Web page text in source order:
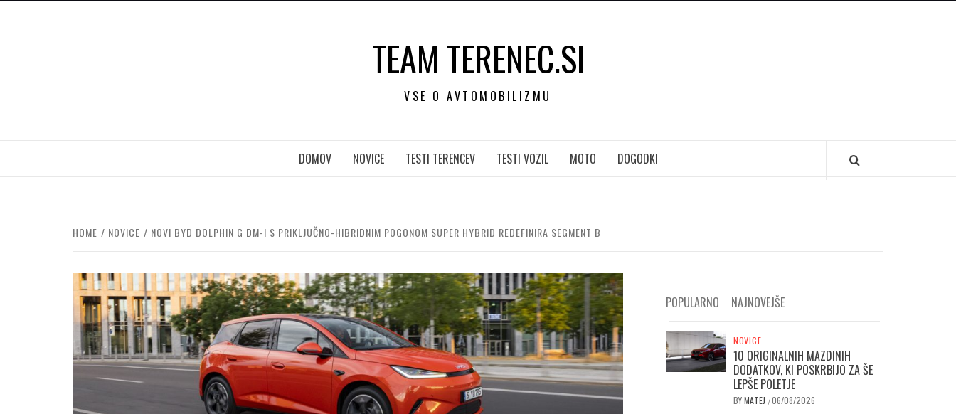
TEAM TERENEC.SI
VSE O AVTOMOBILIZMU
DOMOV NOVICE TESTI TERENCEV TESTI VOZIL MOTO DOGODKI
HOME NOVICE NOVI BYD DOLPHIN G DM-I S PRIKLJUČNO-HIBRIDNIM POGONOM SUPER HYBRID REDEFINIRA SEGMENT B
POPULARNO NAJNOVEJŠE
NOVICE
10 ORIGINALNIH MAZDINIH
DODATKOV, KI POSKRBIJO ZA ŠE
LEPŠE POLETJE
BYMATEJ /06/08/2026